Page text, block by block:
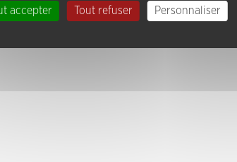
accepter Tout refuser Personnaliser